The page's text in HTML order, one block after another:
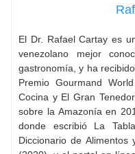
El Dr. Rafael Cartay es
venezolano mejor
gastronomía, y ha
Premio Gourmand
Cocina y El Gran
sobre la Amazonía en
donde escribió La
Diccionario de Alimentos